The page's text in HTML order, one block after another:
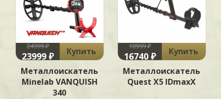
24999 ₽
23999 ₽
Купить
Металлоискатель
Minelab VANQUISH
340
18999 ₽
16740 ₽
Купить
Металлоискатель
Quest X5 IDmaxX